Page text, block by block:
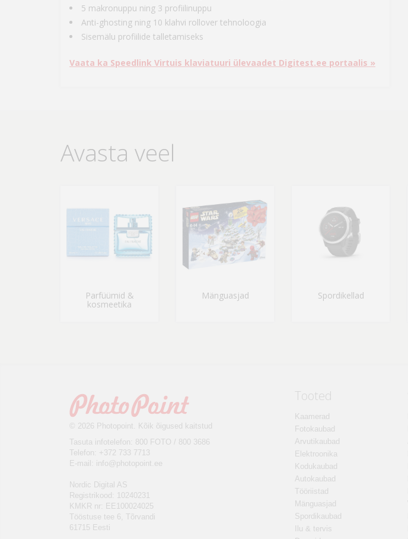
5 makronuppu ning 3 profiilinuppu
Anti-ghosting ning 10 klahvi rollover tehnoloogia
Sisemälu profiilide talletamiseks
Vaata ka Speedlink Virtuis klaviatuuri ülevaadet Digitest.ee portaalis »
Avasta veel
Parfüümid &
kosmeetika
Mänguasjad Spordikellad
© 2026 Photopoint. Kõik õigused kaitstud
Tasuta infotelefon: 800 FOTO / 800 3686
Telefon: +372 733 7713
E-mail: info@photopoint.ee
Nordic Digital AS
Registrikood: 10240231
KMKR nr: EE100024025
Tööstuse tee 6, Tõrvandi
61715 Eesti
Tooted
Kaamerad
Fotokaubad
Arvutikaubad
Elektroonika
Kodukaubad
Autokaubad
Tööriistad
Mänguasjad
Spordikaubad
Ilu & tervis